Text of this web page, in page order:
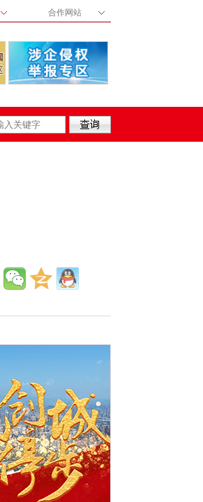
合作网站